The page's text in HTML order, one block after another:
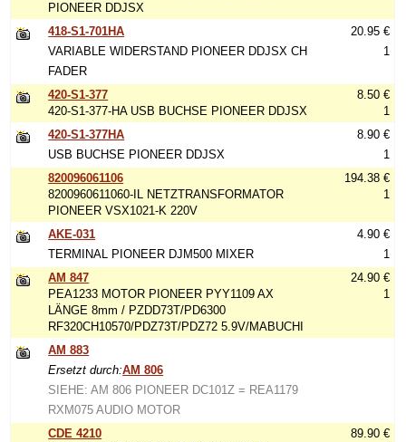
PIONEER DDJSX
418-S1-701HA
VARIABLE WIDERSTAND PIONEER DDJSX CH
FADER
20.95 €
1
420-S1-377
420-S1-377-HA USB BUCHSE PIONEER DDJSX
8.50 €
1
420-S1-377HA
USB BUCHSE PIONEER DDJSX
8.90 €
1
820096061106
8200960611060-IL NETZTRANSFORMATOR
PIONEER VSX1021-K 220V
194.38 €
1
AKE-031
TERMINAL PIONEER DJM500 MIXER
4.90 €
1
AM 847
PEA1233 MOTOR PIONEER PYY1109 AX
LÄNGE 8mm / PZDD73T/PD6300
RF320CH10570/PDZ73T/PDZ72 5.9V/MABUCHI
24.90 €
1
AM 883
Ersetzt durch:AM 806
SIEHE: AM 806 PIONEER DC101Z = REA1179
RXM075 AUDIO MOTOR
CDE 4210
89.90 €